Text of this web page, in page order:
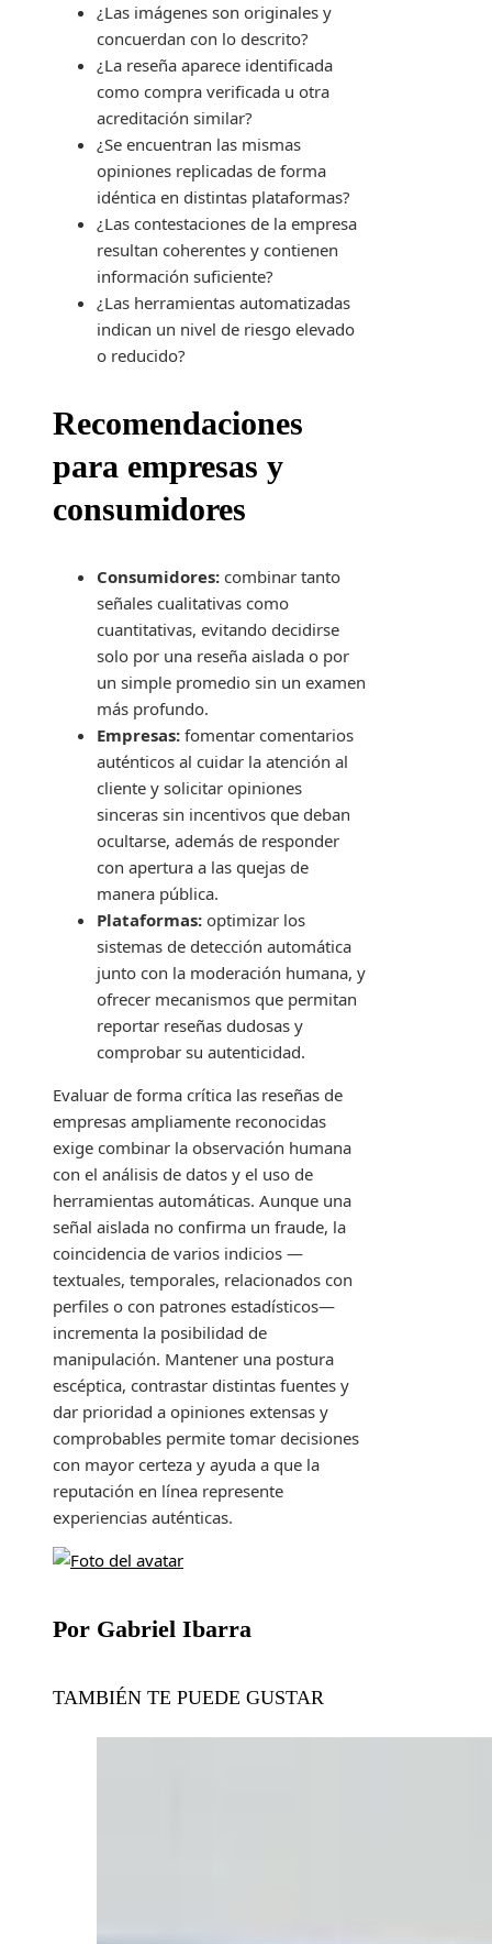
¿Las imágenes son originales y
concuerdan con lo descrito?
¿La reseña aparece identificada
como compra verificada u otra
acreditación similar?
¿Se encuentran las mismas
opiniones replicadas de forma
idéntica en distintas plataformas?
¿Las contestaciones de la empresa
resultan coherentes y contienen
información suficiente?
¿Las herramientas automatizadas
indican un nivel de riesgo elevado
o reducido?
Recomendaciones
para empresas y
consumidores
Consumidores: combinar tanto
señales cualitativas como
cuantitativas, evitando decidirse
solo por una reseña aislada o por
un simple promedio sin un examen
más profundo.
Empresas: fomentar comentarios
auténticos al cuidar la atención al
cliente y solicitar opiniones
sinceras sin incentivos que deban
ocultarse, además de responder
con apertura a las quejas de
manera pública.
Plataformas: optimizar los
sistemas de detección automática
junto con la moderación humana, y
ofrecer mecanismos que permitan
reportar reseñas dudosas y
comprobar su autenticidad.
Evaluar de forma crítica las reseñas de
empresas ampliamente reconocidas
exige combinar la observación humana
con el análisis de datos y el uso de
herramientas automáticas. Aunque una
señal aislada no confirma un fraude, la
coincidencia de varios indicios —
textuales, temporales, relacionados con
perfiles o con patrones estadísticos—
incrementa la posibilidad de
manipulación. Mantener una postura
escéptica, contrastar distintas fuentes y
dar prioridad a opiniones extensas y
comprobables permite tomar decisiones
con mayor certeza y ayuda a que la
reputación en línea represente
experiencias auténticas.
Por Gabriel Ibarra
TAMBIÉN TE PUEDE GUSTAR